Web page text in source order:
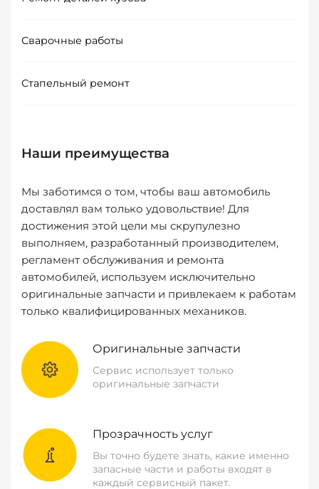
Сварочные работы
Стапельный ремонт
Наши преимущества
Мы заботимся о том, чтобы ваш автомобиль
доставлял вам только удовольствие! Для
достижения этой цели мы скрупулезно
выполняем, разработанный производителем,
регламент обслуживания и ремонта
автомобилей, используем исключительно
оригинальные запчасти и привлекаем к работам
только квалифицированных механиков.
Оригинальные запчасти
Сервис использует только
оригинальные запчасти
Прозрачность услуг
Вы точно будете знать, какие именно
запасные части и работы входят в
каждый сервисный пакет.